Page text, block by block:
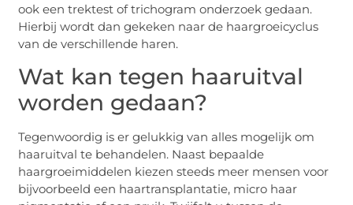
ook een trektest of trichogram onderzoek gedaan.
Hierbij wordt dan gekeken naar de haargroeicyclus
van de verschillende haren.
Wat kan tegen haaruitval
worden gedaan?
Tegenwoordig is er gelukkig van alles mogelijk om
haaruitval te behandelen. Naast bepaalde
haargroeimiddelen kiezen steeds meer mensen voor
bijvoorbeeld een haartransplantatie, micro haar